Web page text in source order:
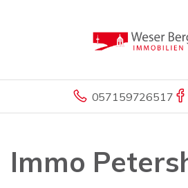
057159726517
Immo